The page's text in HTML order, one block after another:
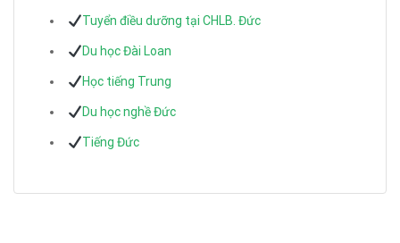
Tuyển điều dưỡng tại CHLB. Đức
Du học Đài Loan
Học tiếng Trung
Du học nghề Đức
Tiếng Đức